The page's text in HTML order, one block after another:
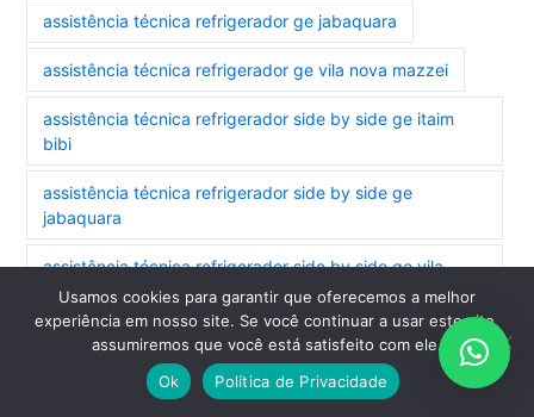
assistência técnica refrigerador ge jabaquara
assistência técnica refrigerador ge vila nova mazzei
assistência técnica refrigerador side by side ge itaim
bibi
assistência técnica refrigerador side by side ge
jabaquara
assistência técnica refrigerador side by side ge vila
nova mazzei
assistência técnica secadora ge jabaquara
assistência técnica secadora ge vila nova mazzei
Usamos cookies para garantir que oferecemos a melhor
experiência em nosso site. Se você continuar a usar este site,
assumiremos que você está satisfeito com ele.
Ok
Política de Privacidade